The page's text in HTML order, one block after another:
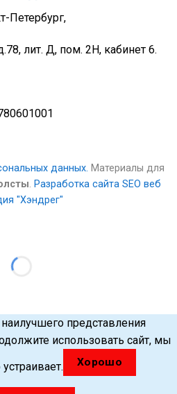
Петербург,
лит. Д, пом. 2Н, кабинет 6.
данных. Материалы для
. Разработка сайта SEO веб
"Хэндрег"
представления
использовать сайт, мы
Хорошо